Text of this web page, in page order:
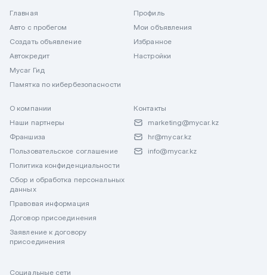
Главная
Авто с пробегом
Создать объявление
Автокредит
Mycar Гид
Памятка по кибербезопасности
Профиль
Мои объявления
Избранное
Настройки
О компании
Наши партнеры
Франшиза
Пользовательское соглашение
Политика конфиденциальности
Сбор и обработка персональных
данных
Правовая информация
Договор присоединения
Заявление к договору
присоединения
Контакты
marketing@mycar.kz
hr@mycar.kz
info@mycar.kz
Социальные сети